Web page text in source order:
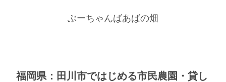
ぶーちゃんばあばの畑
福岡県：田川市ではじめる市民農園・貸し